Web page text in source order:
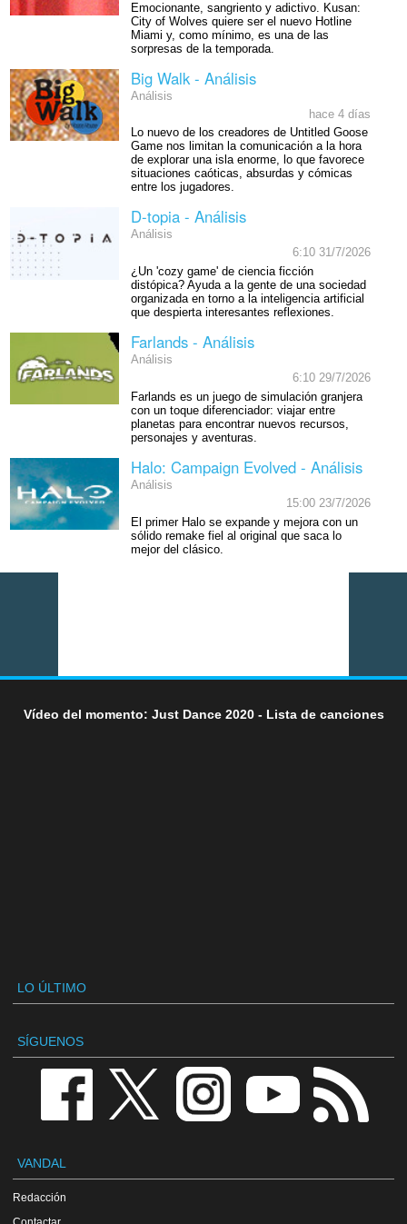
Emocionante, sangriento y adictivo. Kusan:
City of Wolves quiere ser el nuevo Hotline
Miami y, como mínimo, es una de las
sorpresas de la temporada.
Big Walk - Análisis
Análisis
hace 4 días
Lo nuevo de los creadores de Untitled Goose
Game nos limitan la comunicación a la hora
de explorar una isla enorme, lo que favorece
situaciones caóticas, absurdas y cómicas
entre los jugadores.
D-topia - Análisis
Análisis
6:10 31/7/2026
¿Un 'cozy game' de ciencia ficción
distópica? Ayuda a la gente de una sociedad
organizada en torno a la inteligencia artificial
que despierta interesantes reflexiones.
Farlands - Análisis
Análisis
6:10 29/7/2026
Farlands es un juego de simulación granjera
con un toque diferenciador: viajar entre
planetas para encontrar nuevos recursos,
personajes y aventuras.
Halo: Campaign Evolved - Análisis
Análisis
15:00 23/7/2026
El primer Halo se expande y mejora con un
sólido remake fiel al original que saca lo
mejor del clásico.
Vídeo del momento: Just Dance 2020 - Lista de canciones
LO ÚLTIMO
SÍGUENOS
VANDAL
Redacción